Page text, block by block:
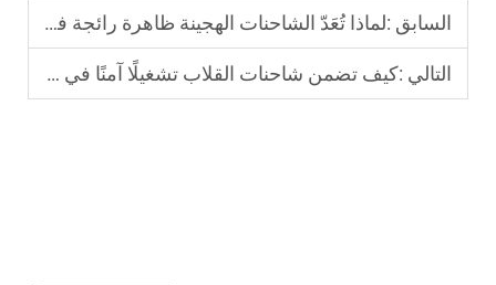
السابق :لماذا تُعَدّ الشاحنات الهجينة ظاهرة رائجة في نقل البضائع الحديث؟
التالي :كيف تضمن شاحنات القلاب تشغيلًا آمنًا في المناطق الجبلية